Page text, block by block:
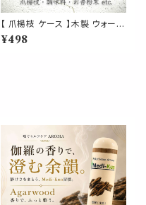
【 爪楊枝 ケース 】木製 ウォール
ナッツ 針 ニードル 通し 調味料
お香 パウダー ようじ 容器 収納
¥498